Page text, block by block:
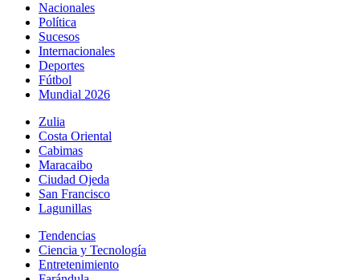
Nacionales
Política
Sucesos
Internacionales
Deportes
Fútbol
Mundial 2026
Zulia
Costa Oriental
Cabimas
Maracaibo
Ciudad Ojeda
San Francisco
Lagunillas
Tendencias
Ciencia y Tecnología
Entretenimiento